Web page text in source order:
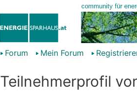
Forum Mein Forum
Teilnehmerprofil